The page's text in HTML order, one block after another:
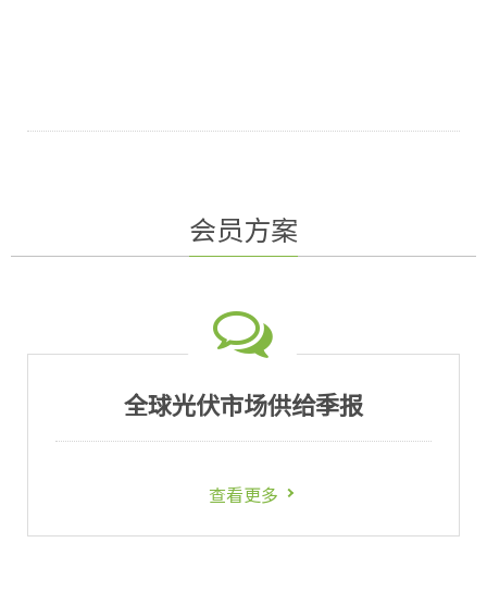
会员方案
全球光伏市场供给季报
查看更多